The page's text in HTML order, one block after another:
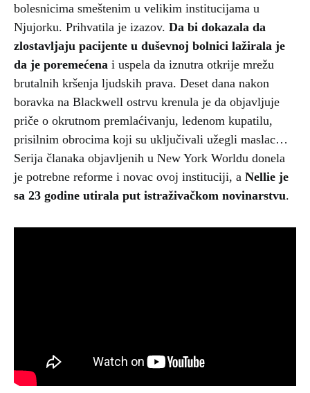
bolesnicima smeštenim u velikim institucijama u
Njujorku. Prihvatila je izazov. Da bi dokazala da
zlostavljaju pacijente u duševnoj bolnici lažirala je
da je poremećena i uspela da iznutra otkrije mrežu
brutalnih kršenja ljudskih prava. Deset dana nakon
boravka na Blackwell ostrvu krenula je da objavljuje
priče o okrutnom premlaćivanju, ledenom kupatilu,
prisilnim obrocima koji su uključivali užegli maslac…
Serija članaka objavljenih u New York Worldu donela
je potrebne reforme i novac ovoj instituciji, a Nellie je
sa 23 godine utirala put istraživačkom novinarstvu.